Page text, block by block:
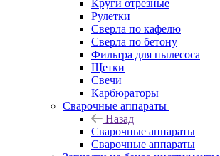
Круги отрезные
Рулетки
Сверла по кафелю
Сверла по бетону
Фильтра для пылесоса
Щетки
Свечи
Карбюраторы
Сварочные аппараты
Назад
Сварочные аппараты
Сварочные аппараты